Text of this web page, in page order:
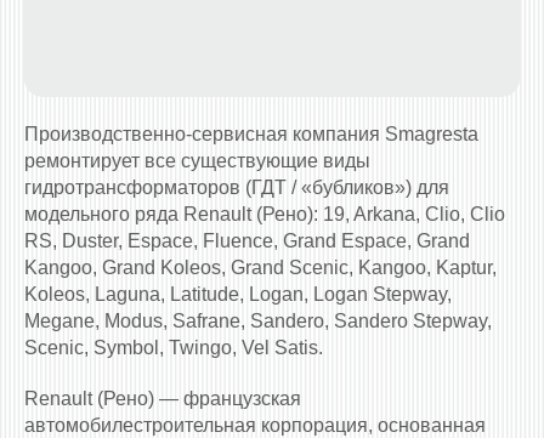
Производственно-сервисная компания Smagresta
ремонтирует все существующие виды
гидротрансформаторов (ГДТ / «бубликов») для
модельного ряда Renault (Рено): 19, Arkana, Clio, Clio
RS, Duster, Espace, Fluence, Grand Espace, Grand
Kangoo, Grand Koleos, Grand Scenic, Kangoo, Kaptur,
Koleos, Laguna, Latitude, Logan, Logan Stepway,
Megane, Modus, Safrane, Sandero, Sandero Stepway,
Scenic, Symbol, Twingo, Vel Satis.
Renault (Рено) — французская
автомобилестроительная корпорация, основанная